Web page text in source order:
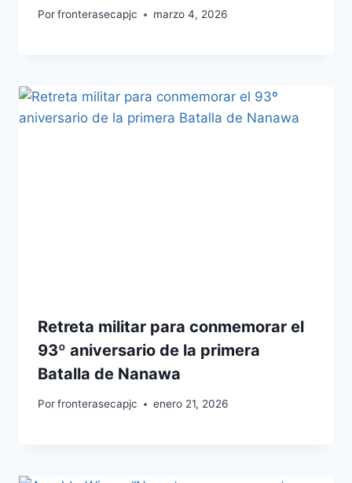
Porfronterasecapjc marzo 4, 2026
Retreta militar para conmemorar el
93º aniversario de la primera
Batalla de Nanawa
Porfronterasecapjc enero 21, 2026